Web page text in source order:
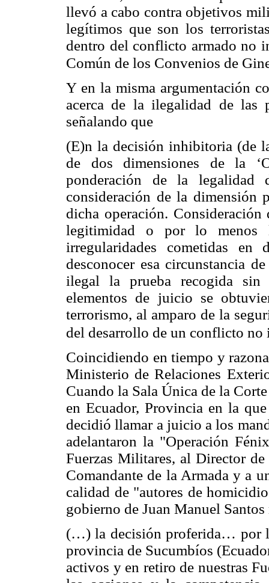
llevó a cabo contra objetivos
legítimos que son los
dentro del conflicto armado no
Común de los Convenios de
Y en la misma argumentación
acerca de la ilegalidad de las
señalando que
(E)n la decisión inhibitoria (de
de dos dimensiones de la
ponderación de la legalidad
consideración de la dimensión
dicha operación. Consideración
legitimidad o por lo menos
irregularidades cometidas
desconocer esa circunstancia
ilegal la prueba recogida sin
elementos de juicio se
terrorismo, al amparo de la
del desarrollo de un conflicto
Coincidiendo en tiempo y
Ministerio de Relaciones
Cuando la Sala Única de la
en Ecuador, Provincia en la
decidió llamar a juicio a los
adelantaron la "Operación
Fuerzas Militares, al Director
Comandante de la Armada y a
calidad de "autores de
gobierno de Juan Manuel Santos
(…) la decisión proferida… por
provincia de Sucumbíos
activos y en retiro de nuestras